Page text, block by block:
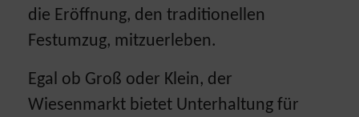
die Eröffnung, den traditionellen
Festumzug, mitzuerleben.
Egal ob Groß oder Klein, der
Wiesenmarkt bietet Unterhaltung für